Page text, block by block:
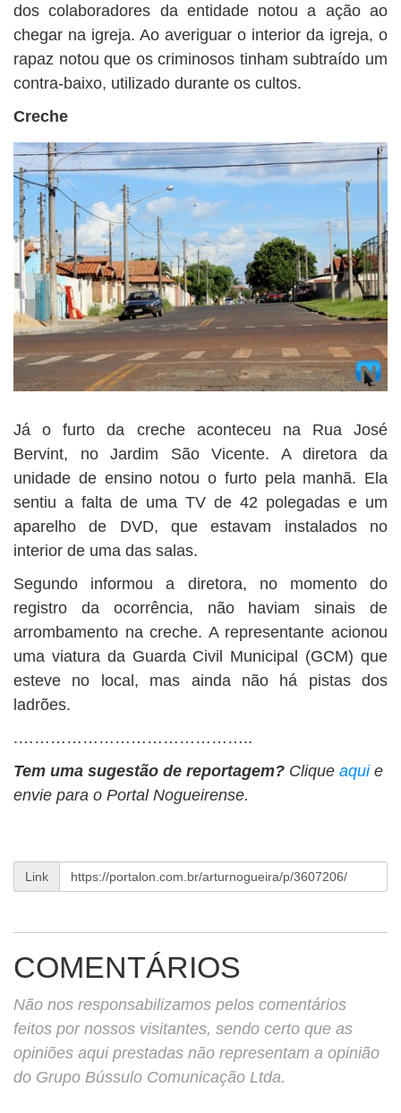
dos colaboradores da entidade notou a ação ao
chegar na igreja. Ao averiguar o interior da igreja, o
rapaz notou que os criminosos tinham subtraído um
contra-baixo, utilizado durante os cultos.
Creche
Já o furto da creche aconteceu na Rua José
Bervint, no Jardim São Vicente. A diretora da
unidade de ensino notou o furto pela manhã. Ela
sentiu a falta de uma TV de 42 polegadas e um
aparelho de DVD, que estavam instalados no
interior de uma das salas.
Segundo informou a diretora, no momento do
registro da ocorrência, não haviam sinais de
arrombamento na creche. A representante acionou
uma viatura da Guarda Civil Municipal (GCM) que
esteve no local, mas ainda não há pistas dos
ladrões.
.……………………………………..
Tem uma sugestão de reportagem? Clique aqui e
envie para o Portal Nogueirense.
Link
COMENTÁRIOS
Não nos responsabilizamos pelos comentários
feitos por nossos visitantes, sendo certo que as
opiniões aqui prestadas não representam a opinião
do Grupo Bússulo Comunicação Ltda.